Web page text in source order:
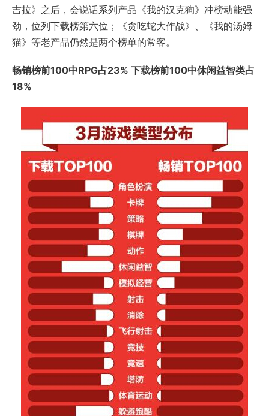
吉拉》之后，会说话系列产品《我的汉克狗》冲榜动能强
劲，位列下载榜第六位；《贪吃蛇大作战》、《我的汤姆
猫》等老产品仍然是两个榜单的常客。
畅销榜前100中RPG占23% 下载榜前100中休闲益智类占
18%